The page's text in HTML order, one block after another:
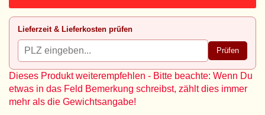
Lieferzeit & Lieferkosten prüfen
Prüfen
Dieses Produkt weiterempfehlen - Bitte beachte: Wenn Du
etwas in das Feld Bemerkung schreibst, zählt dies immer
mehr als die Gewichtsangabe!